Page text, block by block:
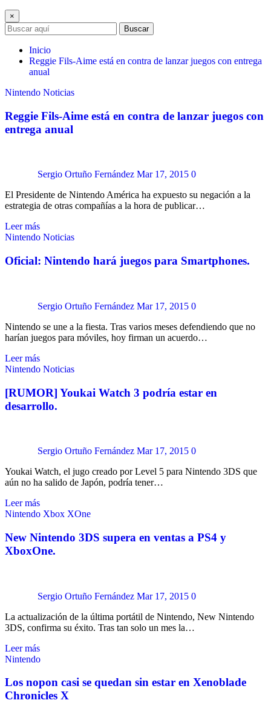
×
Buscar
Inicio
Reggie Fils-Aime está en contra de lanzar juegos con entrega
anual
Nintendo Noticias
Reggie Fils-Aime está en contra de lanzar juegos con
entrega anual
Sergio Ortuño Fernández Mar 17, 2015 0
El Presidente de Nintendo América ha expuesto su negación a la
estrategia de otras compañías a la hora de publicar…
Leer más
Nintendo Noticias
Oficial: Nintendo hará juegos para Smartphones.
Sergio Ortuño Fernández Mar 17, 2015 0
Nintendo se une a la fiesta. Tras varios meses defendiendo que no
harían juegos para móviles, hoy firman un acuerdo…
Leer más
Nintendo Noticias
[RUMOR] Youkai Watch 3 podría estar en
desarrollo.
Sergio Ortuño Fernández Mar 17, 2015 0
Youkai Watch, el jugo creado por Level 5 para Nintendo 3DS que
aún no ha salido de Japón, podría tener…
Leer más
Nintendo Xbox XOne
New Nintendo 3DS supera en ventas a PS4 y
XboxOne.
Sergio Ortuño Fernández Mar 17, 2015 0
La actualización de la última portátil de Nintendo, New Nintendo
3DS, confirma su éxito. Tras tan solo un mes la…
Leer más
Nintendo
Los nopon casi se quedan sin estar en Xenoblade
Chronicles X